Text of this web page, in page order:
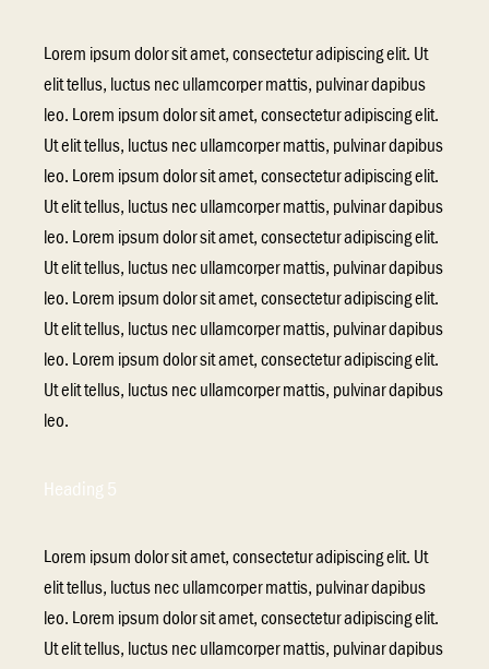
Lorem ipsum dolor sit amet, consectetur adipiscing elit. Ut
elit tellus, luctus nec ullamcorper mattis, pulvinar dapibus
leo. Lorem ipsum dolor sit amet, consectetur adipiscing elit.
Ut elit tellus, luctus nec ullamcorper mattis, pulvinar dapibus
leo. Lorem ipsum dolor sit amet, consectetur adipiscing elit.
Ut elit tellus, luctus nec ullamcorper mattis, pulvinar dapibus
leo. Lorem ipsum dolor sit amet, consectetur adipiscing elit.
Ut elit tellus, luctus nec ullamcorper mattis, pulvinar dapibus
leo. Lorem ipsum dolor sit amet, consectetur adipiscing elit.
Ut elit tellus, luctus nec ullamcorper mattis, pulvinar dapibus
leo. Lorem ipsum dolor sit amet, consectetur adipiscing elit.
Ut elit tellus, luctus nec ullamcorper mattis, pulvinar dapibus
leo.
Heading 5
Lorem ipsum dolor sit amet, consectetur adipiscing elit. Ut
elit tellus, luctus nec ullamcorper mattis, pulvinar dapibus
leo. Lorem ipsum dolor sit amet, consectetur adipiscing elit.
Ut elit tellus, luctus nec ullamcorper mattis, pulvinar dapibus